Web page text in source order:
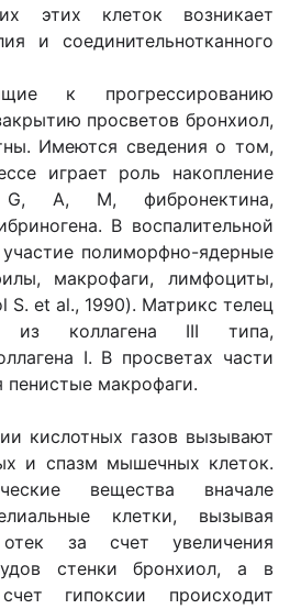
этих клеток возникает
и соединительнотканного
к прогрессированию
просветов бронхиол,
Имеются сведения о том,
играет роль накопление
G, A, M, фибронектина,
В воспалительной
полиморфно-ядерные
макрофаги, лимфоциты,
S. et al., 1990). Матрикс телец
из коллагена III типа,
I. В просветах части
пенистые макрофаги.
кислотных газов вызывают
и спазм мышечных клеток.
вещества вначале
клетки, вызывая
отек за счет увеличения
стенки бронхиол, а в
гипоксии происходит